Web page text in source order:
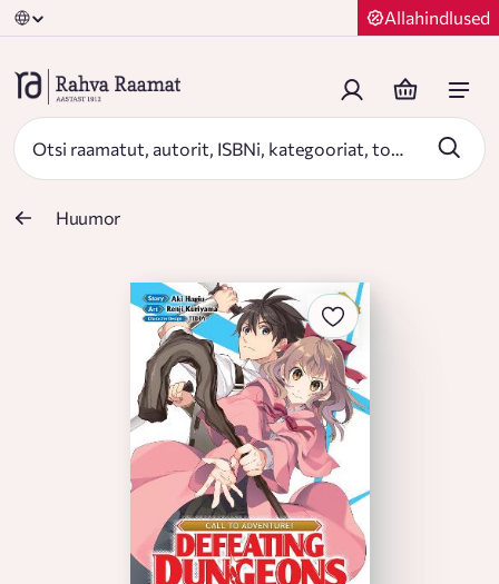
Allahindlused
Huumor